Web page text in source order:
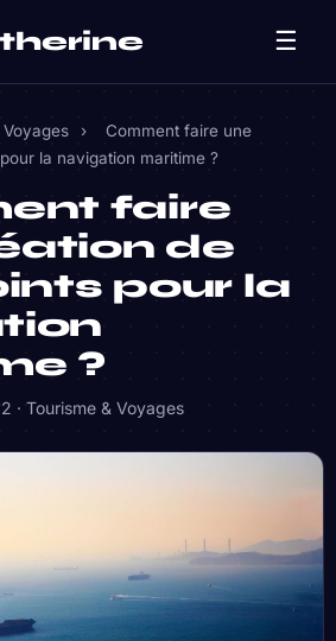
☰
›
Comment faire une
la navigation maritime ?
faire
de
pour la
?
· Tourisme & Voyages